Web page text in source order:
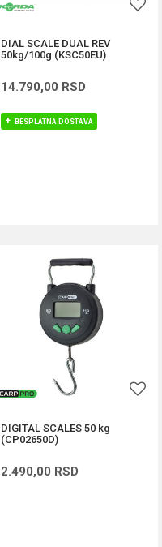
DIAL SCALE DUAL REV
50kg/100g (KSC50EU)
14.790,00 RSD
BESPLATNA DOSTAVA
DIGITAL SCALES 50 kg
(CP02650D)
2.490,00 RSD